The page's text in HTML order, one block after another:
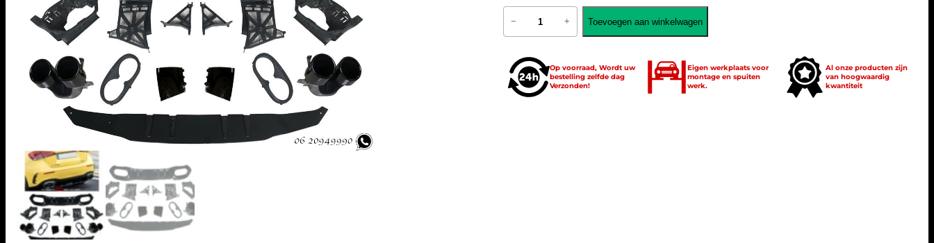
M
r
e
− + Toevoegen aan winkelwagen
Op voorraad, Wordt uw
bestelling zelfde dag
Verzonden!
Eigen werkplaats voor
montage en spuiten
werk.
Al onze producten zijn
van hoogwaardig
kwantiteit